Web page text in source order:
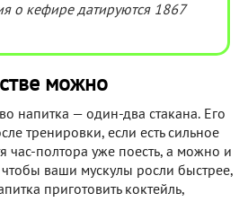
о кефире датируются 1867
можно
напитка — один-два стакана. Его
тренировки, если есть сильное
час-полтора уже поесть, а можно и
чтобы ваши мускулы росли быстрее,
приготовить коктейль,